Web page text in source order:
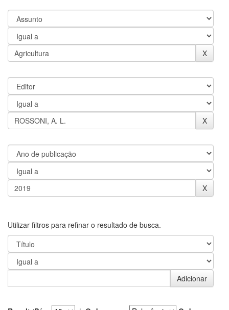
Utilizar filtros para refinar o resultado de busca.